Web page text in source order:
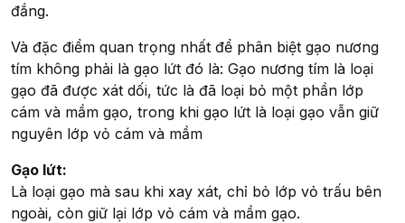
đắng.
Và đặc điểm quan trọng nhất để phân biệt gạo nương
tím không phải là gạo lứt đó là: Gạo nương tím là loại
gạo đã được xát dối, tức là đã loại bỏ một phần lớp
cám và mầm gạo, trong khi gạo lứt là loại gạo vẫn giữ
nguyên lớp vỏ cám và mầm
Gạo lứt:
Là loại gạo mà sau khi xay xát, chỉ bỏ lớp vỏ trấu bên
ngoài, còn giữ lại lớp vỏ cám và mầm gạo.